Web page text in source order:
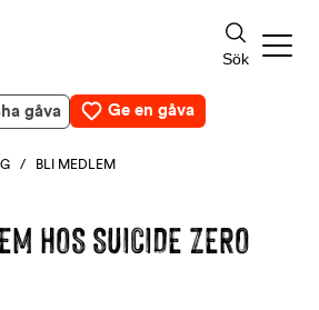
gåva Ge en gåva
/ BLI MEDLEM
HOS SUICIDE ZERO